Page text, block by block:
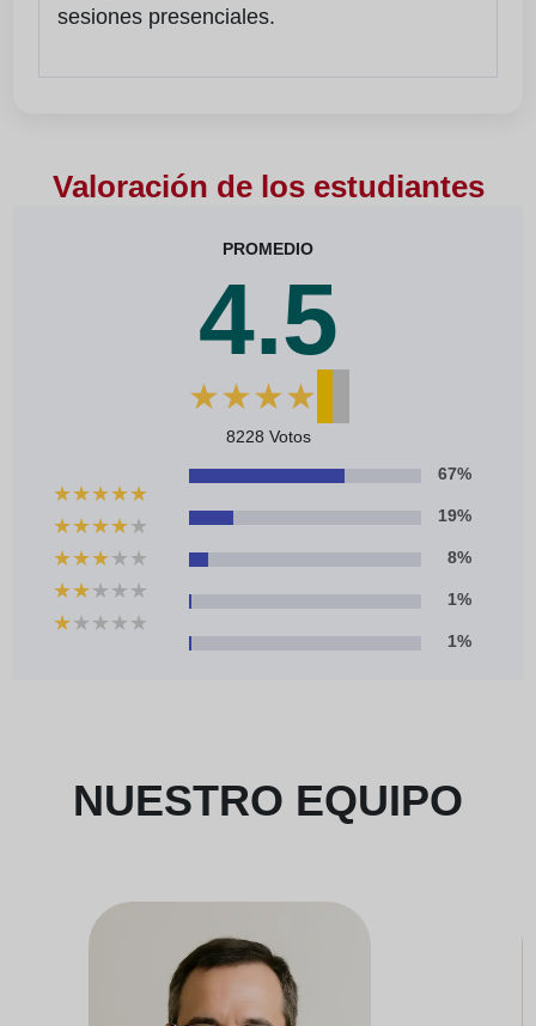
sesiones presenciales.
Valoración de los estudiantes
PROMEDIO
4.5
★★★★
8228 Votos
★★★★★
★★★★★
★★★★ ★
★★★ ★ ★
★★ ★ ★ ★
67%
19%
8%
1%
1%
NUESTRO EQUIPO